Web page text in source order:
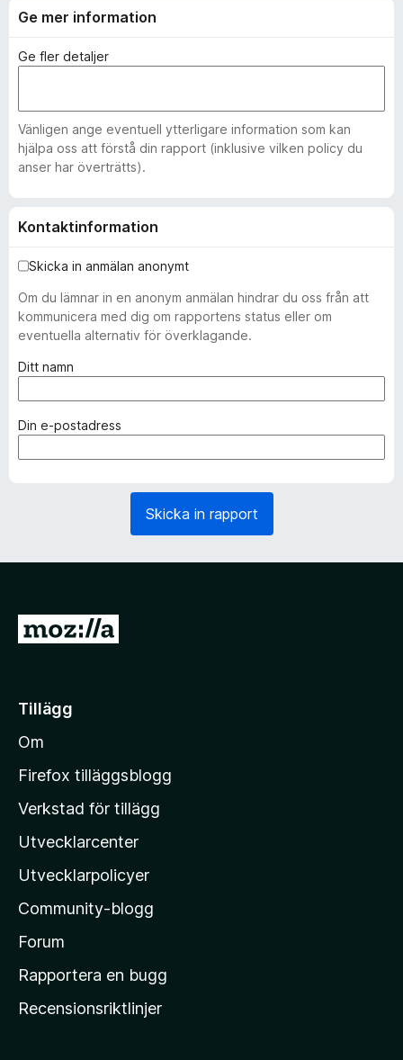
Ge mer information
Ge fler detaljer
Vänligen ange eventuell ytterligare information som kan
hjälpa oss att förstå din rapport (inklusive vilken policy du
anser har överträtts).
Kontaktinformation
Skicka in anmälan anonymt
Om du lämnar in en anonym anmälan hindrar du oss från att
kommunicera med dig om rapportens status eller om
eventuella alternativ för överklagande.
Ditt namn
r
ä
s
Din e-postadress
r
Skicka in rapport
G
i
l
M
z
i
l
a
s
h
m
Tillägg
Om
Firefox tilläggsblogg
Verkstad för tillägg
Utvecklarcenter
Utvecklarpolicyer
Community-blogg
Forum
Rapportera en bugg
Recensionsriktlinjer